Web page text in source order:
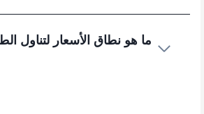
ما هو نطاق الأسعار لتناول